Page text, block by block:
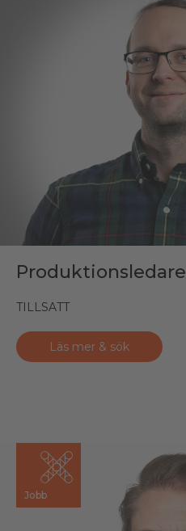
Produktionsledare
TILLSATT
Läs mer & sök
Jobb